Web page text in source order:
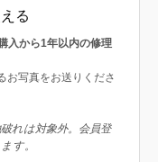
る
入から1年以内の修理
お写真をお送りくださ
れは対象外。会員登
す。